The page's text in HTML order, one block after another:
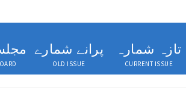
پرانے شمارے
OLD ISSUE
تازہ شمارہ
CURRENT ISSUE